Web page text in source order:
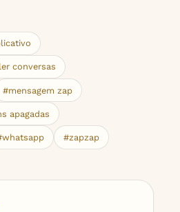
conversas
#mensagem zap
apagadas
#zapzap